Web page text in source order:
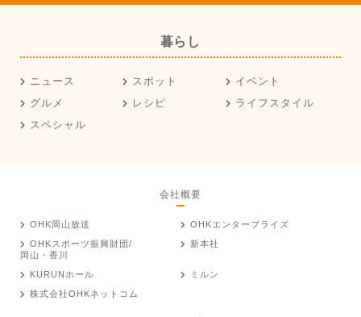
暮らし
ニュース スポット
イベント
グルメ
レシピ
ライフスタイル
スペシャル
会社概要
OHK岡山放送
OHKエンタープライズ
OHKスポーツ振興財団/
岡山・香川
新本社
KURUNホール
ミルン
株式会社OHKネットコム